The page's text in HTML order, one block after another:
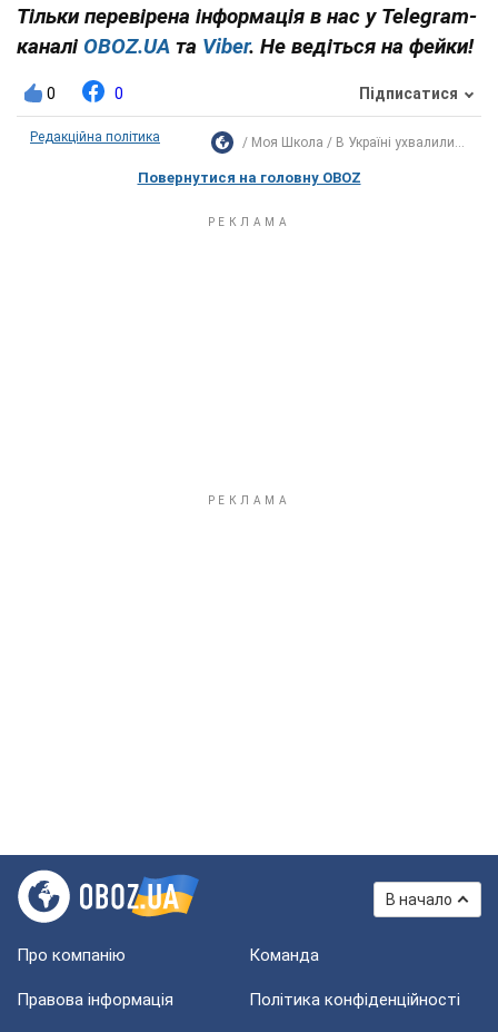
Тільки перевірена інформація в нас у Telegram-
каналі OBOZ.UA та Viber. Не ведіться на фейки!
0 0 Підписатися
Редакційна політика Моя Школа В Україні ухвалили...
Повернутися на головну OBOZ
В начало
Про компанію Команда
Правова інформація Політика конфіденційності